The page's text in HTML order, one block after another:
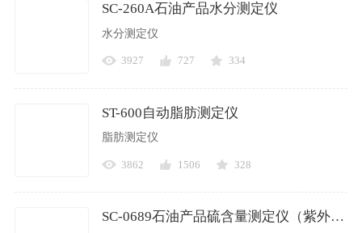
SC-260A石油产品水分测定仪
水分测定仪
3927 727 334
ST-600自动脂肪测定仪
脂肪测定仪
3862 1506 328
SC-0689石油产品硫含量测定仪（紫外荧光法）